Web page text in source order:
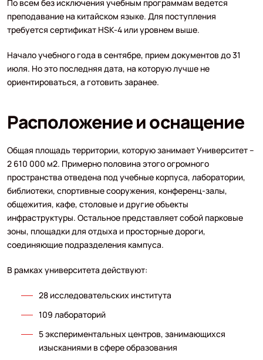
По всем без исключения учебным программам ведется
преподавание на китайском языке. Для поступления
требуется сертификат HSK-4 или уровнем выше.
Начало учебного года в сентябре, прием документов до 31
июля. Но это последняя дата, на которую лучше не
ориентироваться, а готовить заранее.
Расположение и оснащение
Общая площадь территории, которую занимает Университет –
2 610 000 м2. Примерно половина этого огромного
пространства отведена под учебные корпуса, лаборатории,
библиотеки, спортивные сооружения, конференц-залы,
общежития, кафе, столовые и другие объекты
инфраструктуры. Остальное представляет собой парковые
зоны, площадки для отдыха и просторные дороги,
соединяющие подразделения кампуса.
В рамках университета действуют:
28 исследовательских института
109 лабораторий
5 экспериментальных центров, занимающихся
изысканиями в сфере образования